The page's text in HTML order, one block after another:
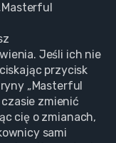
Jeśli ich nie
przycisk
„Masterful
zmienić
cię o zmianach,
sami